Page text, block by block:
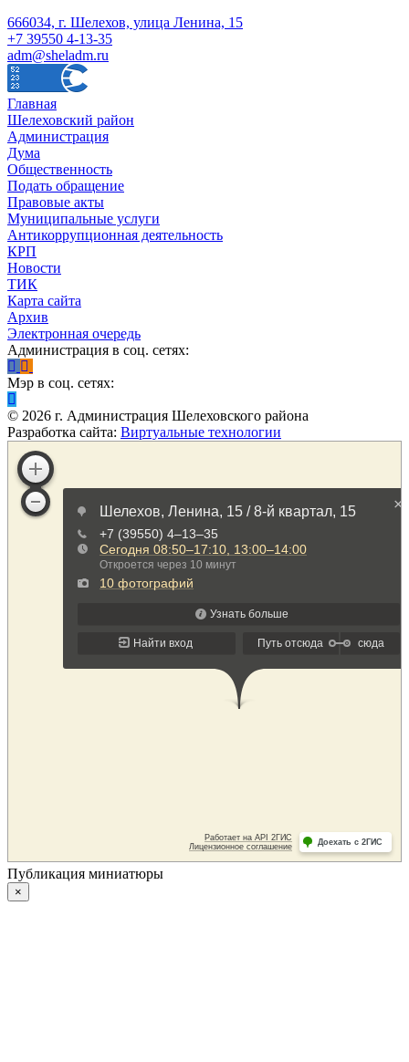
666034, г. Шелехов, улица Ленина, 15
+7 39550 4-13-35
adm@sheladm.ru
Главная
Шелеховский район
Администрация
Дума
Общественность
Подать обращение
Правовые акты
Муниципальные услуги
Антикоррупционная деятельность
КРП
Новости
ТИК
Карта сайта
Архив
Электронная очередь
Администрация в соц. сетях:
Мэр в соц. сетях:
© 2026 г. Администрация Шелеховского района
Разработка сайта: Виртуальные технологии
Публикация миниатюры
×